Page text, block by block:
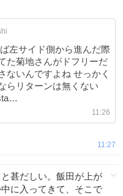
た菊地さんがドフリーだ
ですよね せっかく
らリターンは無くない
11:26
11:27
甚だしい。飯田が上が
に入ってきて、そこで